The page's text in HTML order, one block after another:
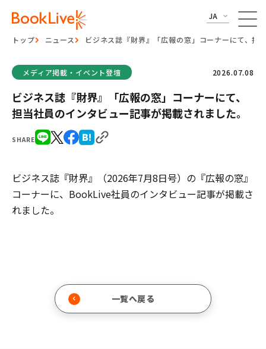
JA
トップ ニュース ビジネス誌『財界』「広報の窓」コーナーにて、担
SHARE
メディア掲載・イベント登壇 2026.07.08
ビジネス誌『財界』「広報の窓」コーナーにて、
担当社員のインタビュー記事が掲載されました。
ビジネス誌『財界』（2026年7月8日号）の『広報の窓』
コーナーに、BookLive社員のインタビュー記事が掲載さ
れました。
一覧へ戻る